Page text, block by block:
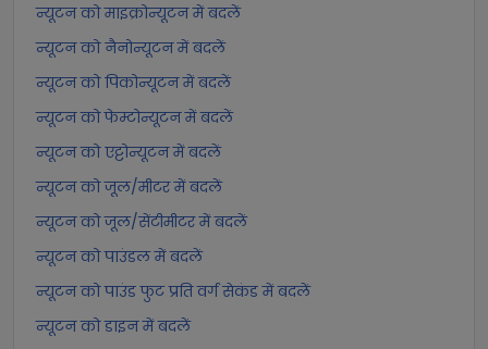
न्यूटन को माइक्रोन्यूटन में बदलें
न्यूटन को नैनोन्यूटन में बदलें
न्यूटन को पिकोन्यूटन में बदलें
न्यूटन को फेम्टोन्यूटन में बदलें
न्यूटन को एट्टोन्यूटन में बदलें
न्यूटन को जूल/मीटर में बदलें
न्यूटन को जूल/सेंटीमीटर में बदलें
न्यूटन को पाउंडल में बदलें
न्यूटन को पाउंड फुट प्रति वर्ग सेकंड में बदलें
न्यूटन को डाइन में बदलें